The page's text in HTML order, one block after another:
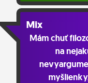
Mix
Mám chuť
na